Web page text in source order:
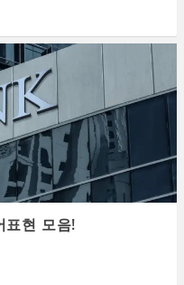
표현 모음!